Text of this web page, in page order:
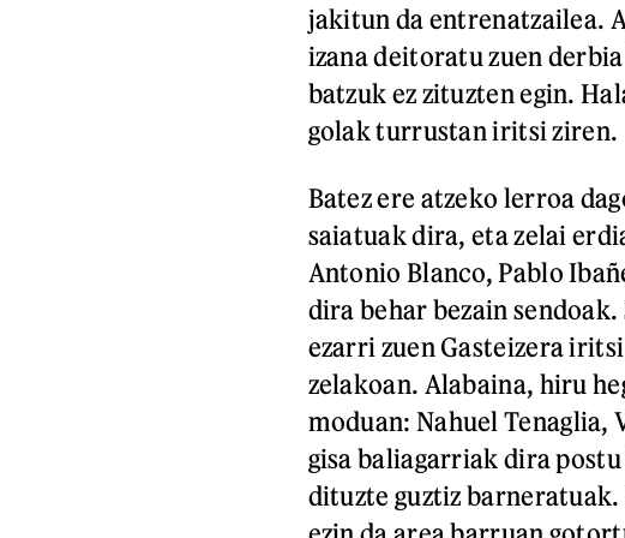
jakitun da entrenatzailea.
izana deitoratu zuen
batzuk ez zituzten egin.
golak turrustan iritsi ziren.
Batez ere atzeko lerroa
saiatuak dira, eta zelai
Antonio Blanco, Pablo
dira behar bezain
ezarri zuen Gasteizera
zelakoan. Alabaina, hiru
moduan: Nahuel Tenaglia,
gisa baliagarriak dira
dituzte guztiz